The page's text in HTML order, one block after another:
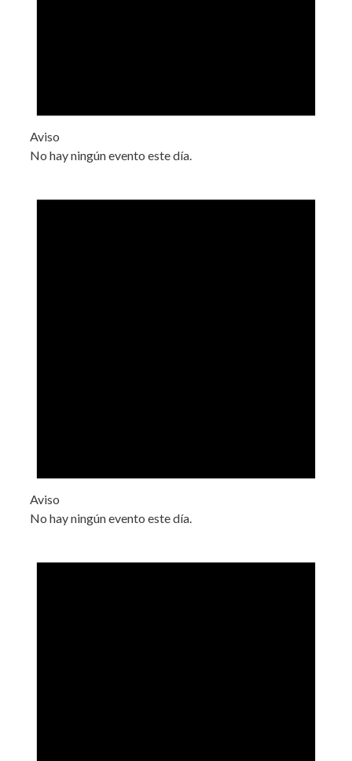
Aviso
No hay ningún evento este día.
Aviso
No hay ningún evento este día.